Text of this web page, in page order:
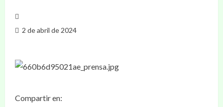
2 de abril de 2024
Compartir en: